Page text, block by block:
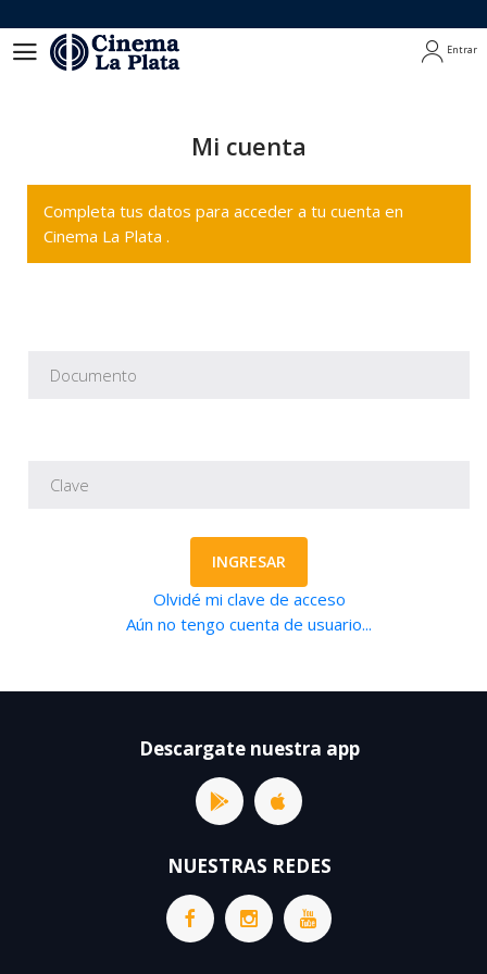
Entrar
Mi cuenta
Completa tus datos para acceder a tu cuenta en
Cinema La Plata .
INGRESAR
Olvidé mi clave de acceso
Aún no tengo cuenta de usuario...
Descargate nuestra app
NUESTRAS REDES